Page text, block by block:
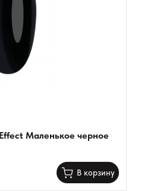
Маленькое черное
В корзину